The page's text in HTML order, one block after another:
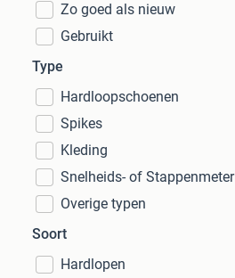
Zo goed als nieuw
Gebruikt
Type
Hardloopschoenen
Spikes
Kleding
Snelheids- of Stappenmeter
Overige typen
Soort
Hardlopen